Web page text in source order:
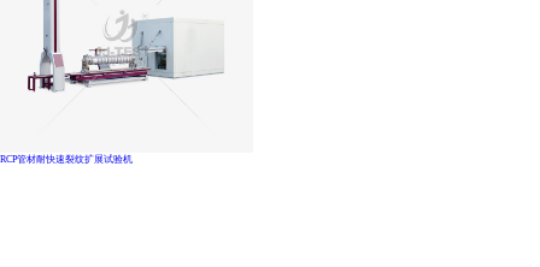
RCP管材耐快速裂纹扩展试验机